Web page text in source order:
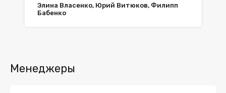
Элина Власенко, Юрий Витюков, Филипп
Бабенко
Менеджеры